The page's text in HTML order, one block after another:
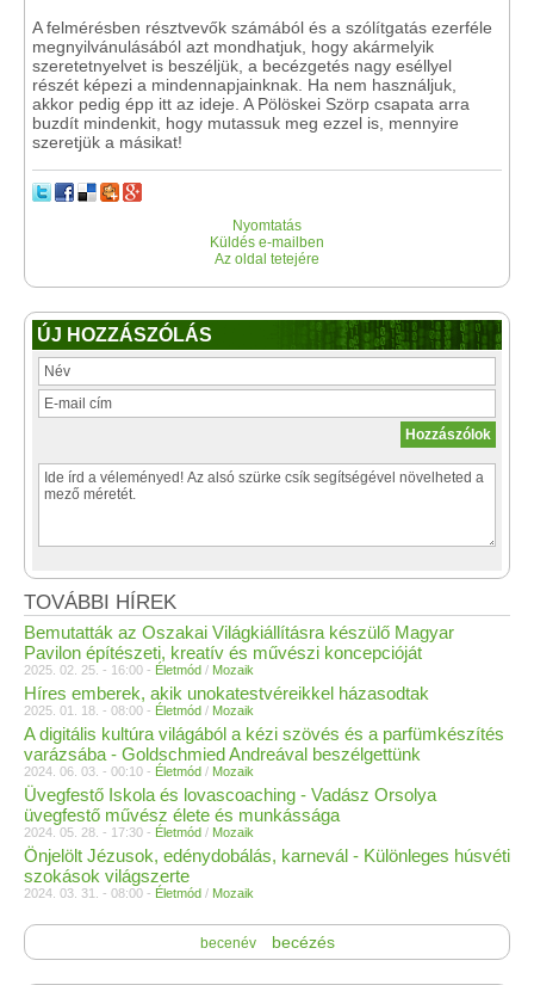
A felmérésben résztvevők számából és a szólítgatás ezerféle
megnyilvánulásából azt mondhatjuk, hogy akármelyik
szeretetnyelvet is beszéljük, a becézgetés nagy eséllyel
részét képezi a mindennapjainknak. Ha nem használjuk,
akkor pedig épp itt az ideje. A Pölöskei Szörp csapata arra
buzdít mindenkit, hogy mutassuk meg ezzel is, mennyire
szeretjük a másikat!
Nyomtatás
Küldés e-mailben
Az oldal tetejére
ÚJ HOZZÁSZÓLÁS
TOVÁBBI HÍREK
Bemutatták az Oszakai Világkiállításra készülő Magyar
Pavilon építészeti, kreatív és művészi koncepcióját
2025. 02. 25. - 16:00 - Életmód / Mozaik
Híres emberek, akik unokatestvéreikkel házasodtak
2025. 01. 18. - 08:00 - Életmód / Mozaik
A digitális kultúra világából a kézi szövés és a parfümkészítés
varázsába - Goldschmied Andreával beszélgettünk
2024. 06. 03. - 00:10 - Életmód / Mozaik
Üvegfestő Iskola és lovascoaching - Vadász Orsolya
üvegfestő művész élete és munkássága
2024. 05. 28. - 17:30 - Életmód / Mozaik
Önjelölt Jézusok, edénydobálás, karnevál - Különleges húsvéti
szokások világszerte
2024. 03. 31. - 08:00 - Életmód / Mozaik
becenév becézés